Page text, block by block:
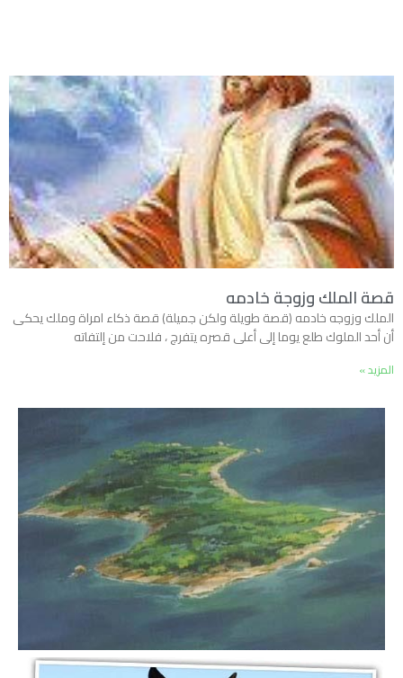
قصة الملك وزوجة خادمه
الملك وزوجه خادمه (قصة طويلة ولكن جميلة) قصة ذكاء امراة وملك يحكى
أن أحد الملوك طلع يوما إلى أعلى قصره يتفرج ، فلاحت من إلتفاته
المزيد »